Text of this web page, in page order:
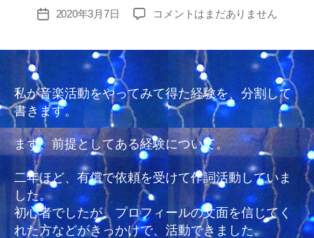
投
2020年3月7日
初
ら
経
験
安
め
の
準
コメントはまだありません
私が音楽活動をやってみて得た経験を、分割して
書きます。
まず、前提としてある経験について。
二年ほど、有償で依頼を受けて作詞活動していま
した。
初心者でしたが、プロフィールの文面を信じてく
れた方などがきっかけで、活動できました。